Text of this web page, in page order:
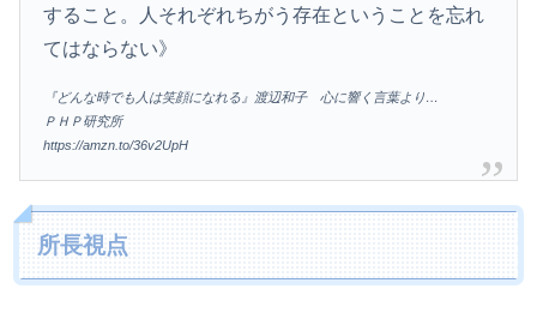
すること。人それぞれちがう存在ということを忘れ
てはならない》
『どんな時でも人は笑顔になれる』渡辺和子 心に響く言葉より…
ＰＨＰ研究所
https://amzn.to/36v2UpH
所長視点